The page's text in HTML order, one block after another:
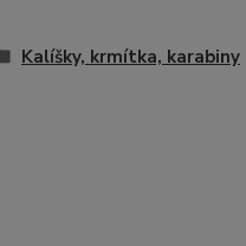
Kalíšky, krmítka, karabiny